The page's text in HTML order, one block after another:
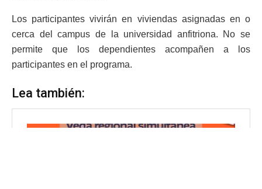
Los participantes vivirán en viviendas asignadas en o
cerca del campus de la universidad anfitriona. No se
permite que los dependientes acompañen a los
participantes en el programa.
Lea también: